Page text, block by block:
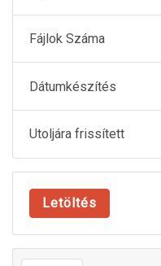
Fájlok Száma
Dátumkészítés
Utoljára frissített
Letöltés